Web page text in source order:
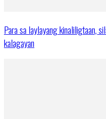
Para sa laylayang kinaliligtaan,
kalagayan